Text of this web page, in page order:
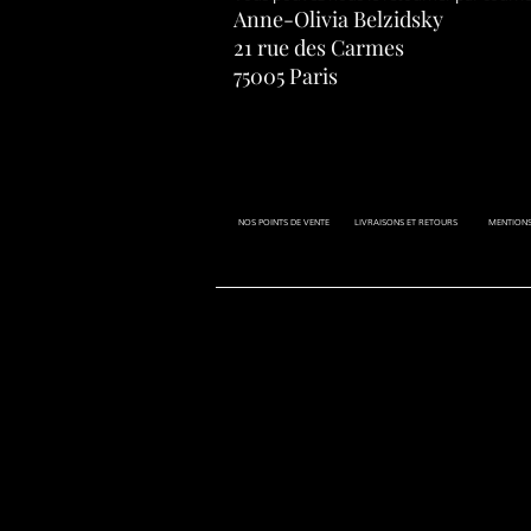
Anne-Olivia Belzidsky
21 rue des Carmes
75005 Paris
NOS POINTS DE VENTE LIVRAISONS ET RETOURS